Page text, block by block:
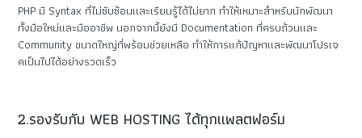
PHP มี Syntax ที่ไม่ซับซ้อนและเรียนรู้ได้ไม่ยาก ทำให้เหมาะสำหรับนักพัฒนา
ทั้งมือใหม่และมืออาชีพ นอกจากนี้ยังมี Documentation ที่ครบถ้วนและ
Community ขนาดใหญ่ที่พร้อมช่วยเหลือ ทำให้การแก้ปัญหาและพัฒนาโปรเจ
คเป็นไปได้อย่างรวดเร็ว
2.รองรับกับ WEB HOSTING ได้ทุกแพลตฟอร์ม